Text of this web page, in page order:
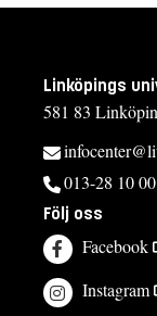
Linköpings
581 83
013-28 10 00
Följ oss
Facebook
Instagram